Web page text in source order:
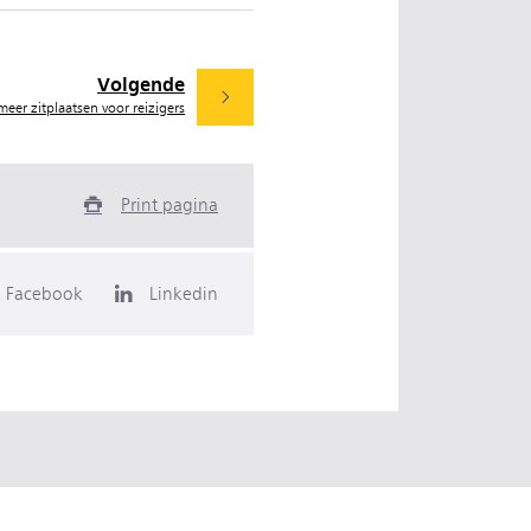
Volgende
zitplaatsen voor reizigers
Print pagina
Facebook Linkedin